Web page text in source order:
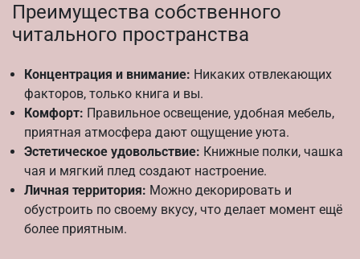
Преимущества собственного
читального пространства
Концентрация и внимание: Никаких отвлекающих
факторов, только книга и вы.
Комфорт: Правильное освещение, удобная мебель,
приятная атмосфера дают ощущение уюта.
Эстетическое удовольствие: Книжные полки, чашка
чая и мягкий плед создают настроение.
Личная территория: Можно декорировать и
обустроить по своему вкусу, что делает момент ещё
более приятным.